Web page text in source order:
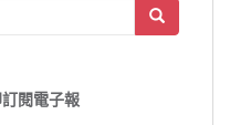
閱電子報